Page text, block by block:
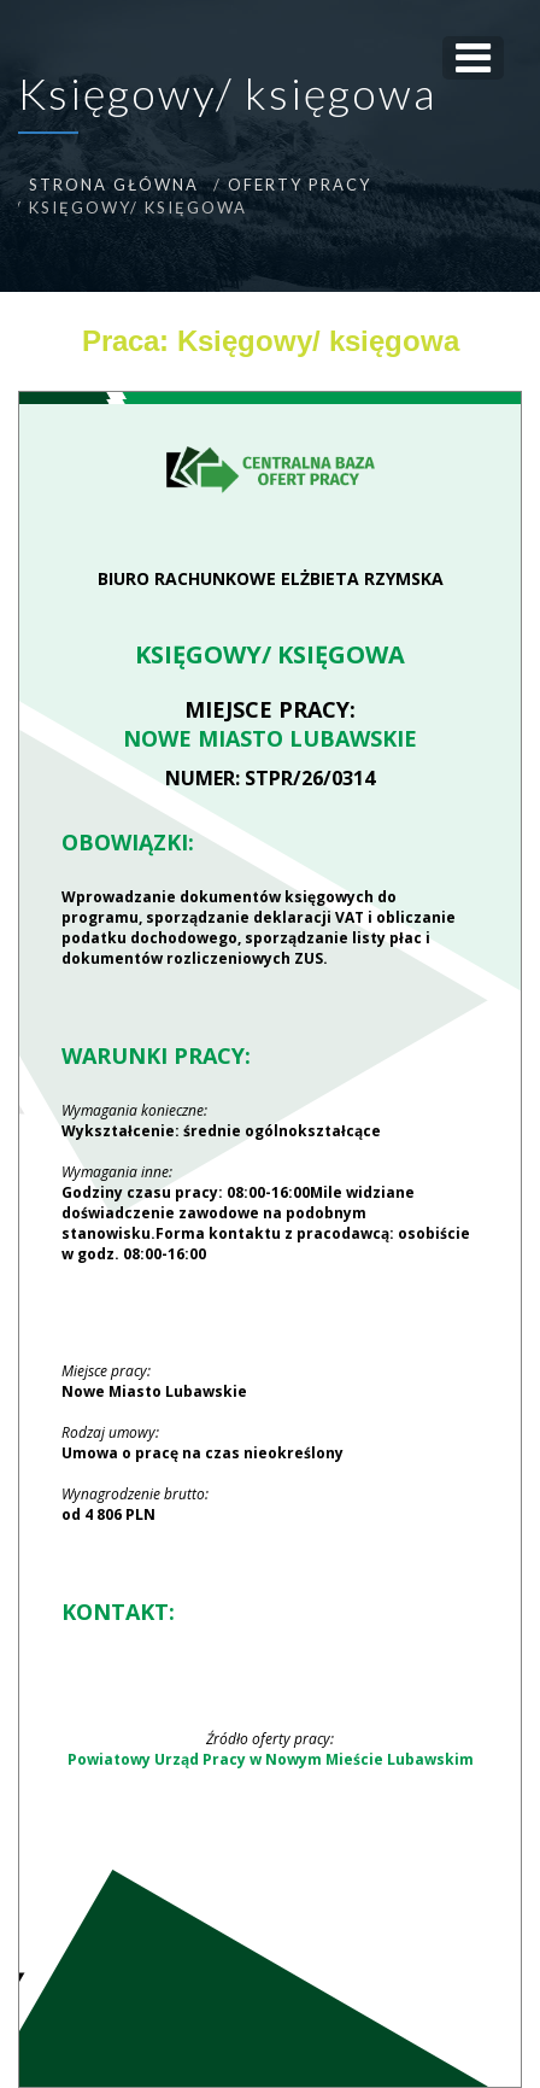
Księgowy/ księgowa
STRONA GŁÓWNA
OFERTY PRACY
KSIĘGOWY/ KSIĘGOWA
Praca: Księgowy/ księgowa
BIURO RACHUNKOWE ELŻBIETA RZYMSKA
KSIĘGOWY/ KSIĘGOWA
MIEJSCE PRACY:
NOWE MIASTO LUBAWSKIE
NUMER: STPR/26/0314
OBOWIĄZKI:
Wprowadzanie dokumentów księgowych do
programu, sporządzanie deklaracji VAT i obliczanie
podatku dochodowego, sporządzanie listy płac i
dokumentów rozliczeniowych ZUS.
WARUNKI PRACY:
Wymagania konieczne:
Wykształcenie: średnie ogólnokształcące
Wymagania inne:
Godziny czasu pracy: 08:00-16:00Mile widziane
doświadczenie zawodowe na podobnym
stanowisku.Forma kontaktu z pracodawcą: osobiście
w godz. 08:00-16:00
Miejsce pracy:
Nowe Miasto Lubawskie
Rodzaj umowy:
Umowa o pracę na czas nieokreślony
Wynagrodzenie brutto:
od 4 806 PLN
KONTAKT:
Źródło oferty pracy:
Powiatowy Urząd Pracy w Nowym Mieście Lubawskim